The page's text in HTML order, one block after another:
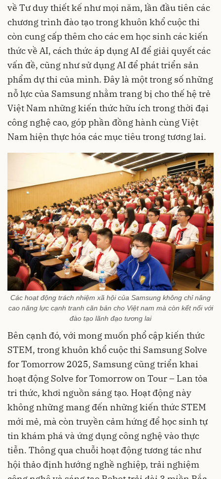
về Tư duy thiết kế như mọi năm, lần đầu tiên các
chương trình đào tạo trong khuôn khổ cuộc thi
còn cung cấp thêm cho các em học sinh các kiến
thức về AI, cách thức áp dụng AI để giải quyết các
vấn đề, cũng như sử dụng AI để phát triển sản
phẩm dự thi của mình. Đây là một trong số những
nỗ lực của Samsung nhằm trang bị cho thế hệ trẻ
Việt Nam những kiến thức hữu ích trong thời đại
công nghệ cao, góp phần đồng hành cùng Việt
Nam hiện thực hóa các mục tiêu trong tương lai.
Các hoạt động trách nhiệm xã hội của Samsung không chỉ nâng
cao năng lực cạnh tranh căn bản cho Việt nam mà còn kết nối với
đào tạo lãnh đạo tương lai
Bên cạnh đó, với mong muốn phổ cập kiến thức
STEM, trong khuôn khổ cuộc thi Samsung Solve
for Tomorrow 2025, Samsung cũng triển khai
hoạt động Solve for Tomorrow on Tour – Lan tỏa
tri thức, khơi nguồn sáng tạo. Hoạt động này
không những mang đến những kiến thức STEM
mới mẻ, mà còn truyền cảm hứng để học sinh tự
tin khám phá và ứng dụng công nghệ vào thực
tiễn. Thông qua chuỗi hoạt động tương tác như
hội thảo định hướng nghề nghiệp, trải nghiệm